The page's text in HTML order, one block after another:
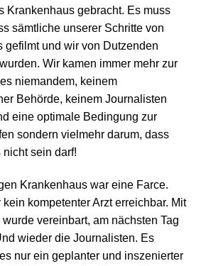
Krankenhaus gebracht. Es muss
sämtliche unserer Schritte von
gefilmt und wir von Dutzenden
Wir kamen immer mehr zur
niemandem, keinem
Behörde, keinem Journalisten
eine optimale Bedingung zur
sondern vielmehr darum, dass
sein darf!
Krankenhaus war eine Farce.
kompetenter Arzt erreichbar. Mit
vereinbart, am nächsten Tag
wieder die Journalisten. Es
nur ein geplanter und inszenierter